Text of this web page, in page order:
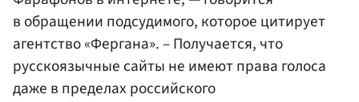
в обращении подсудимого, которое цитирует
агентство «Фергана». – Получается, что
русскоязычные сайты не имеют права голоса
даже в пределах российского